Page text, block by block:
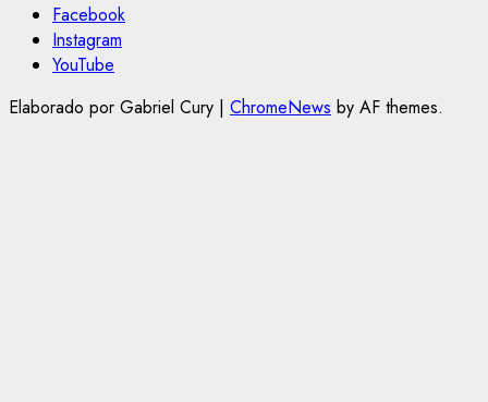
Facebook
Instagram
YouTube
Elaborado por Gabriel Cury | ChromeNews by AF themes.